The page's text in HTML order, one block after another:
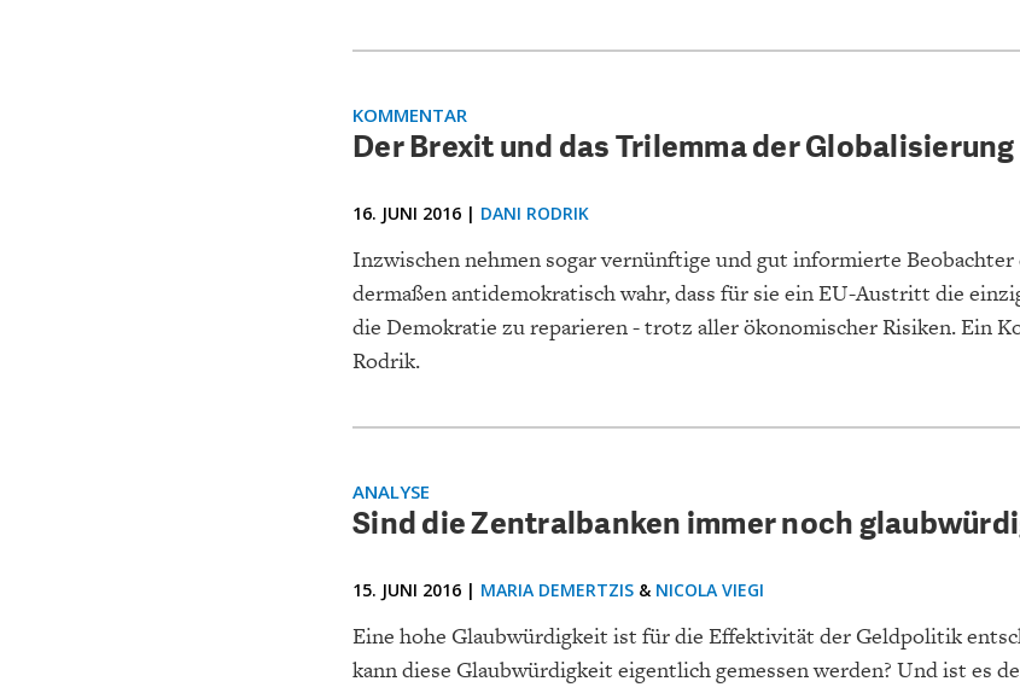
KOMMENTAR
Der Brexit und das Trilemma der Globalisierung
16. JUNI 2016 | DANI RODRIK
Inzwischen nehmen sogar vernünftige und gut informierte Beobachter
dermaßen antidemokratisch wahr, dass für sie ein EU-Austritt die
die Demokratie zu reparieren - trotz aller ökonomischer Risiken. Ein
Rodrik.
ANALYSE
Sind die Zentralbanken immer noch
15. JUNI 2016 | MARIA DEMERTZIS & NICOLA VIEGI
Eine hohe Glaubwürdigkeit ist für die Effektivität der Geldpolitik
kann diese Glaubwürdigkeit eigentlich gemessen werden? Und ist es